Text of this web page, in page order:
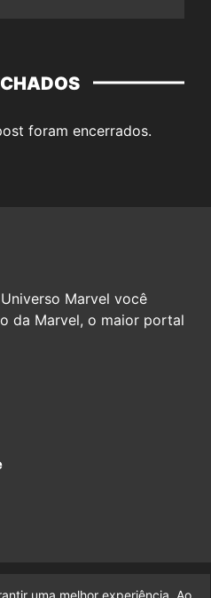
foram encerrados.
Marvel você
da Marvel, o maior portal
uma melhor experiência. Ao